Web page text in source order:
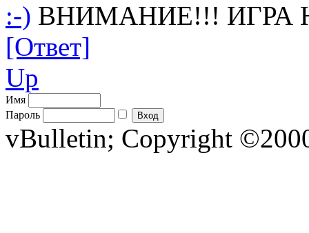
:-) ВНИМАНИЕ!!! ИГРА
[Ответ]
Up
Имя
Пароль
vBulletin; Copyright